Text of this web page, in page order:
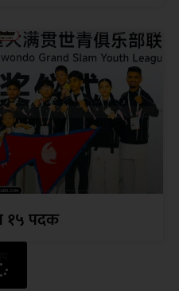
१५ पदक